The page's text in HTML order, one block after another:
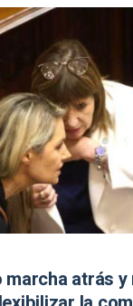
marcha atrás